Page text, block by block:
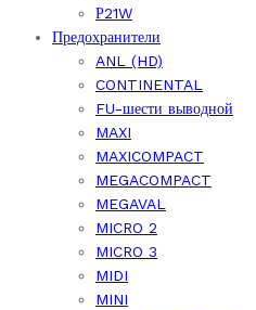
Р21W
Предохранители
ANL (HD)
CONTINENTAL
FU-шести выводной
MAXI
MAXICOMPACT
MEGACOMPACT
MEGAVAL
MICRO 2
MICRO 3
MIDI
MINI